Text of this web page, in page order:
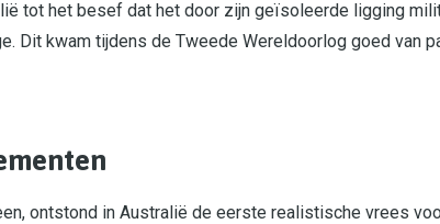
tot het besef dat het door zijn geïsoleerde ligging
Dit kwam tijdens de Tweede Wereldoorlog goed van
ontstond in Australië de eerste realistische vrees